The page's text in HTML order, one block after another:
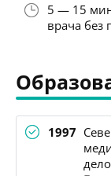
5 — 15
врача без
1997